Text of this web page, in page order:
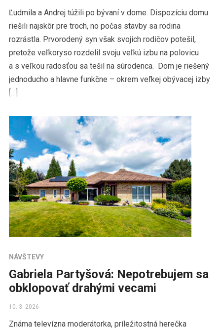
Ľudmila a Andrej túžili po bývaní v dome. Dispozíciu domu
riešili najskôr pre troch, no počas stavby sa rodina
rozrástla. Prvorodený syn však svojich rodičov potešil,
pretože veľkoryso rozdelil svoju veľkú izbu na polovicu
a s veľkou radosťou sa tešil na súrodenca. Dom je riešený
jednoducho a hlavne funkčne – okrem veľkej obývacej izby
[…]
NÁVŠTEVY
Gabriela Partyšová: Nepotrebujem sa
obklopovať drahými vecami
10. 3. 2026
Známa televízna moderátorka, príležitostná herečka